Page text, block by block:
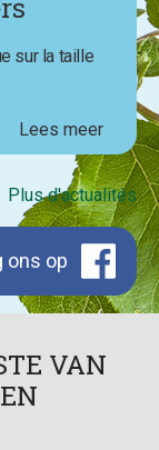
sur la taille
Lees meer
Plus d'actualités
ons op
Facebook
VAN